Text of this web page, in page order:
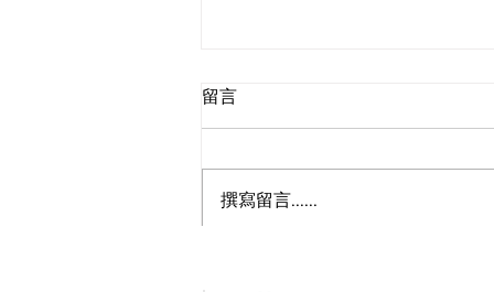
留言
撰寫留言......